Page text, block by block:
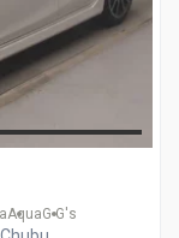
AquaG G's